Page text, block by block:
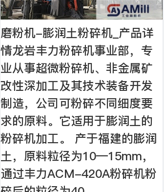
磨粉机-膨润土粉碎机_产品详
情龙岩丰力粉碎机事业部，专
业从事超微粉碎机、非金属矿
改性深加工及其技术装备开发
制造，公司可粉碎不同细度要
求的原料。它适用于膨润土的
粉碎机加工。 产于福建的膨润
土，原料粒径为10—15mm，
通过丰力ACM-420A粉碎机粉